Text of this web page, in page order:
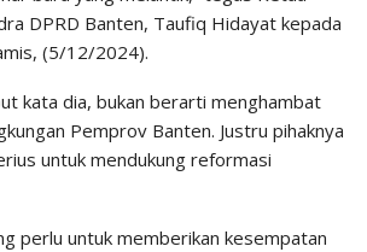
DPRD Banten, Taufiq Hidayat kepada
(5/12/2024).
kata dia, bukan berarti menghambat
Pemprov Banten. Justru pihaknya
untuk mendukung reformasi
perlu untuk memberikan kesempatan